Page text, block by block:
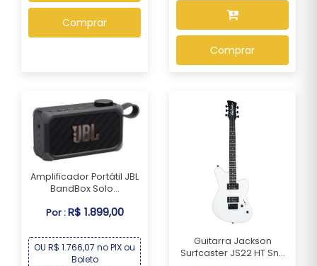
Comprar
Comprar
Amplificador Portátil JBL
BandBox Solo...
Por :R$ 1.899,00
OU R$ 1.766,07 no PIX ou
Boleto
Guitarra Jackson
Surfcaster JS22 HT Sn...